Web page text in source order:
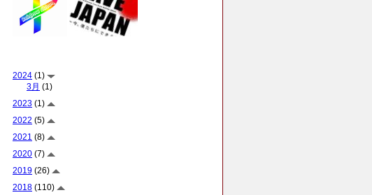
2024 (1)
3月 (1)
2023 (1)
2022 (5)
2021 (8)
2020 (7)
2019 (26)
2018 (110)